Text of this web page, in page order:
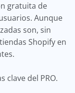
gratuita de
Aunque
son, sin
Shopify en
clave del PRO.